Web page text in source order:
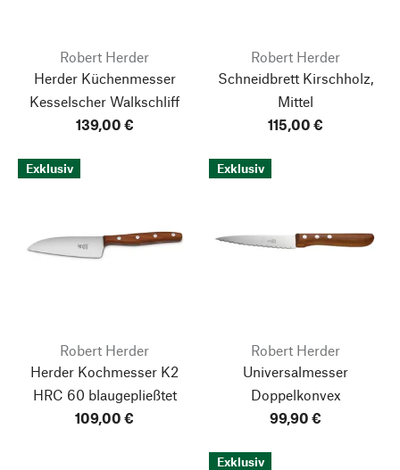
Robert Herder
Herder Küchenmesser
Kesselscher Walkschliff
139,00 €
Robert Herder
Schneidbrett Kirschholz,
Mittel
115,00 €
Exklusiv
Robert Herder
Herder Kochmesser K2
HRC 60 blaugepließtet
109,00 €
Exklusiv
Robert Herder
Universalmesser
Doppelkonvex
99,90 €
Exklusiv